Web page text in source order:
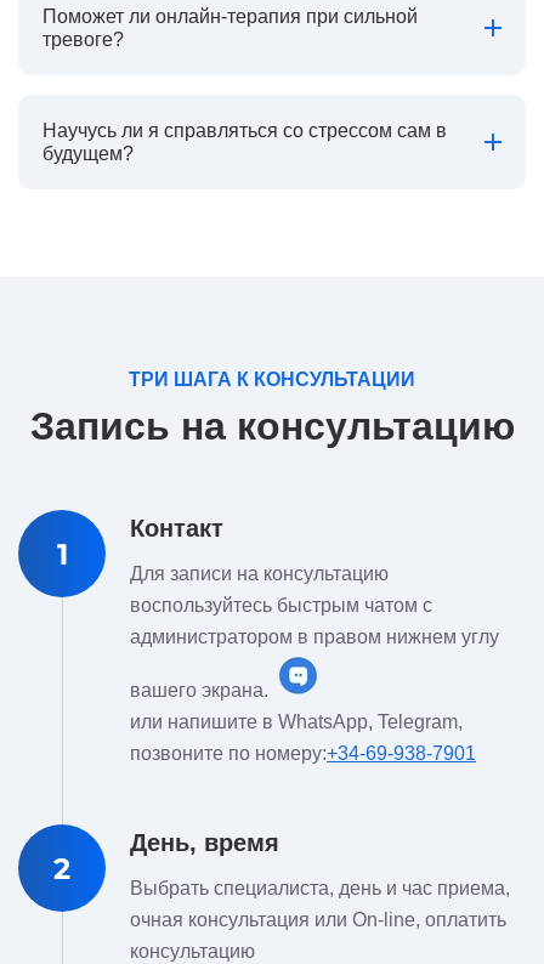
Поможет ли онлайн-терапия при сильной
тревоге?
Научусь ли я справляться со стрессом сам в
будущем?
ТРИ ШАГА К КОНСУЛЬТАЦИИ
Запись на консультацию
1
Контакт
Для записи на консультацию
воспользуйтесь быстрым чатом с
администратором в правом нижнем углу
вашего экрана.
или напишите в WhatsApp, Telegram,
позвоните по номеру:+34-69-938-7901
2
День, время
Выбрать специалиста, день и час приема,
очная консультация или On-line, оплатить
консультацию